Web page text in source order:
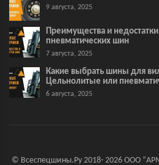
9 августа, 2025
Преимущества и
пневматических шин
7 августа, 2025
Какие выбрать шины для
Цельнолитые или
6 августа, 2025
© Всеспецшины.Ру 2018- 2026 ООО